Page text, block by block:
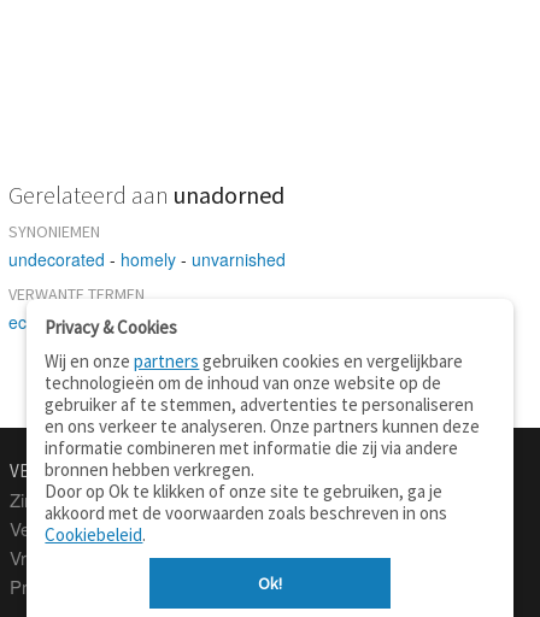
Gerelateerd aan unadorned
SYNONIEMEN
undecorated - homely - unvarnished
VERWANTE TERMEN
economical
VERTALEN.NU
Zinnen vertalen
Verklarend woordenboek
Vraagbaak
Professionele vertaling
Over deze site
Privacy
Privacy & Cookies
Wij en onzepartners gebruiken cookies en vergelijkbare
technologieën om de inhoud van onze website op de
gebruiker af te stemmen, advertenties te personaliseren
en ons verkeer te analyseren. Onze partners kunnen deze
informatie combineren met informatie die zij via andere
bronnen hebben verkregen.
Door op Ok te klikken of onze site te gebruiken, ga je
akkoord met de voorwaarden zoals beschreven in ons
Cookiebeleid.
Ok!